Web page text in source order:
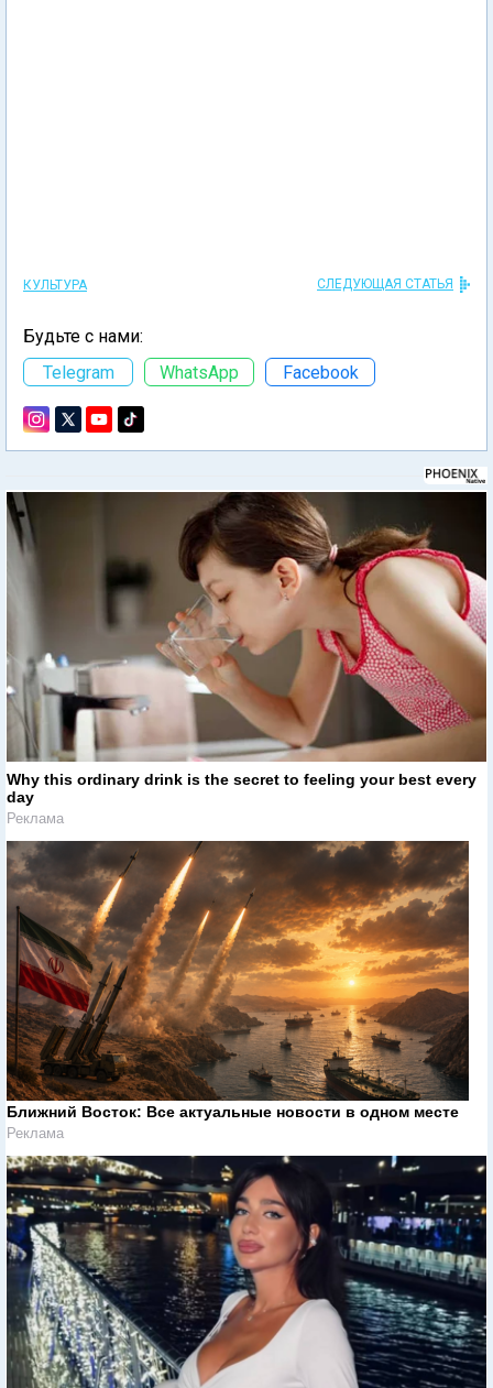
КУЛЬТУРА СЛЕДУЮЩАЯ СТАТЬЯ
Будьте с нами:
Telegram
WhatsApp Facebook
Why this ordinary drink is the secret to feeling your best every
day
Реклама
Ближний Восток: Все актуальные новости в одном месте
Реклама